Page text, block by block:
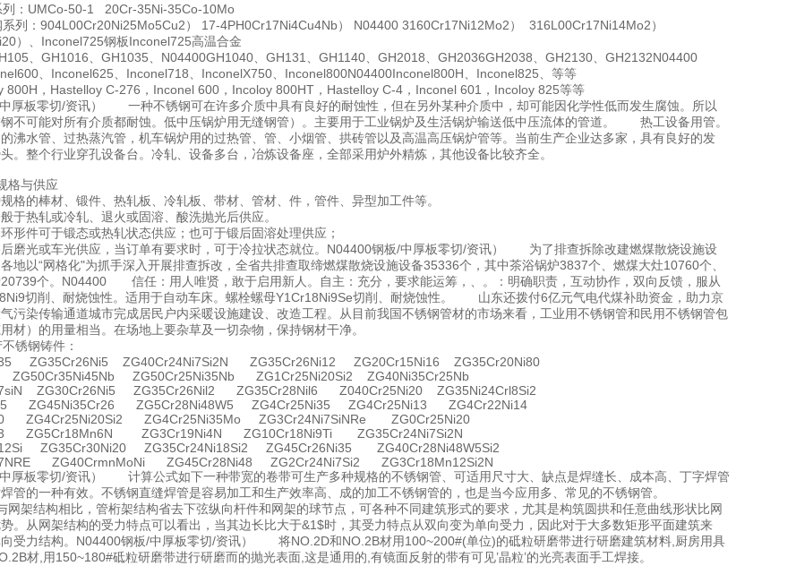
列：UMCo-50-1 20Cr-35Ni-35Co-10Mo
列：904L00Cr20Ni25Mo5Cu2） 17-4PH0Cr17Ni4Cu4Nb） N04400 3160Cr17Ni12Mo2） 316L00Cr17Ni14Mo2）
）、Inconel725钢板Inconel725高温合金
、GH1016、GH1035、N04400GH1040、GH131、GH1140、GH2018、GH2036GH2038、GH2130、GH2132N04400
、Inconel625、Inconel718、InconelX750、Inconel800N04400Inconel800H、Inconel825、等等
800H，Hastelloy C-276，Inconel 600，Incoloy 800HT，Hastelloy C-4，Inconel 601，Incoloy 825等等
厚板零切/资讯） 一种不锈钢可在许多介质中具有良好的耐蚀性，但在另外某种介质中，却可能因化学性低而发生腐蚀。所以
不可能对所有介质都耐蚀。低中压锅炉用无缝钢管）。主要用于工业锅炉及生活锅炉输送低中压流体的管道。 热工设备用管。
沸水管、过热蒸汽管，机车锅炉用的过热管、管、小烟管、拱砖管以及高温高压锅炉管等。当前生产企业达多家，具有良好的发
。整个行业穿孔设备台。冷轧、设备多台，冶炼设备座，全部采用炉外精炼，其他设备比较齐全。
格与供应
格的棒材、锻件、热轧板、冷轧板、带材、管材、件，管件、异型加工件等。
于热轧或冷轧、退火或固溶、酸洗抛光后供应。
形件可于锻态或热轧状态供应；也可于锻后固溶处理供应；
磨光或车光供应，当订单有要求时，可于冷拉状态就位。N04400钢板/中厚板零切/资讯） 为了排查拆除改建燃煤散烧设施设
地以“网格化"为抓手深入开展排查拆改，全省共排查取缔燃煤散烧设施设备35336个，其中茶浴锅炉3837个、燃煤大灶10760个、
个。N04400 信任：用人唯贤，敢于启用新人。自主：充分，要求能运筹，、。：明确职责，互动协作，双向反馈，服从
切削、耐烧蚀性。适用于自动车床。螺栓螺母Y1Cr18Ni9Se切削、耐烧蚀性。 山东还拨付6亿元气电代煤补助资金，助力京
污染传输通道城市完成居民户内采暖设施建设、改造工程。从目前我国不锈钢管材的市场来看，工业用不锈钢管和民用不锈钢管包
材）的用量相当。在场地上要杂草及一切杂物，保持钢材干净。
锈钢铸件：
ZG35Cr26Ni5 ZG40Cr24Ni7Si2N ZG35Cr26Ni12 ZG20Cr15Ni16 ZG35Cr20Ni80
ZG50Cr35Ni45Nb ZG50Cr25Ni35Nb ZG1Cr25Ni20Si2 ZG40Ni35Cr25Nb
ZG30Cr26Ni5 ZG35Cr26Nil2 ZG35Cr28Nil6 Z040Cr25Ni20 ZG35Ni24Crl8Si2
ZG45Ni35Cr26 ZG5Cr28Ni48W5 ZG4Cr25Ni35 ZG4Cr25Ni13 ZG4Cr22Ni14
ZG4Cr25Ni20Si2 ZG4Cr25Ni35Mo ZG3Cr24Ni7SiNRe ZG0Cr25Ni20
ZG5Cr18Mn6N ZG3Cr19Ni4N ZG10Cr18Ni9Ti ZG35Cr24Ni7Si2N
ZG35Cr30Ni20 ZG35Cr24Ni18Si2 ZG45Cr26Ni35 ZG40Cr28Ni48W5Si2
ZG40CrmnMoNi ZG45Cr28Ni48 ZG2Cr24Ni7Si2 ZG3Cr18Mn12Si2N
厚板零切/资讯） 计算公式如下一种带宽的卷带可生产多种规格的不锈钢管、可适用尺寸大、缺点是焊缝长、成本高、丁字焊管
管的一种有效。不锈钢直缝焊管是容易加工和生产效率高、成的加工不锈钢管的，也是当今应用多、常见的不锈钢管。
结构相比，管桁架结构省去下弦纵向杆件和网架的球节点，可各种不同建筑形式的要求，尤其是构筑圆拱和任意曲线形状比网
。从网架结构的受力特点可以看出，当其边长比大于&1$时，其受力特点从双向变为单向受力，因此对于大多数矩形平面建筑来
受力结构。N04400钢板/中厚板零切/资讯） 将NO.2D和NO.2B材用100~200#(单位)的砥粒研磨带进行研磨建筑材料,厨房用具
材,用150~180#砥粒研磨带进行研磨而的抛光表面,这是通用的,有镜面反射的带有可见’晶粒’的光亮表面手工焊接。